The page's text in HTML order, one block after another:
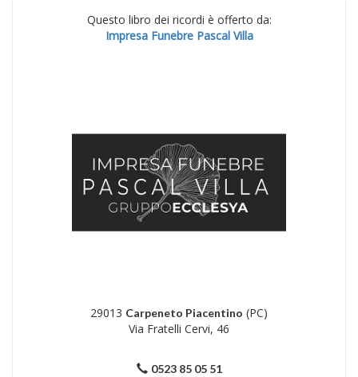
Questo libro dei ricordi è offerto da:
Impresa Funebre Pascal Villa
29013 Carpeneto Piacentino (PC)
Via Fratelli Cervi, 46
0523 85 05 51